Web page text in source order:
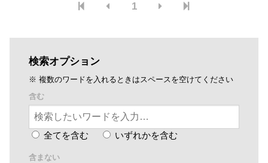
1
検索オプション
※ 複数のワードを入れるときはスペースを空けてください
含む
全てを含む いずれかを含む
含まない